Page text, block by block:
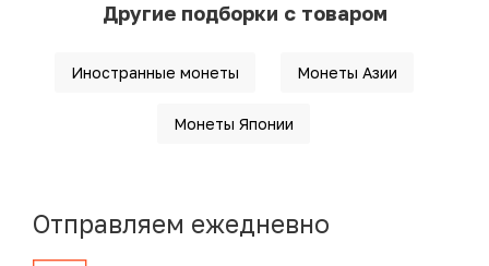
Другие подборки с товаром
Иностранные монеты Монеты Азии
Монеты Японии
Отправляем ежедневно